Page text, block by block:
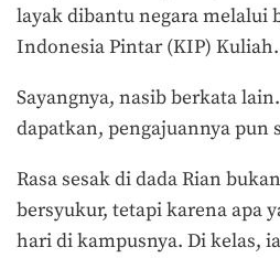
layak dibantu negara melalui
Indonesia Pintar (KIP) Kuliah.
Sayangnya, nasib berkata lain.
dapatkan, pengajuannya pun
Rasa sesak di dada Rian
bersyukur, tetapi karena apa
hari di kampusnya. Di kelas,